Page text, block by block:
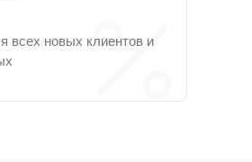
всех новых клиентов и